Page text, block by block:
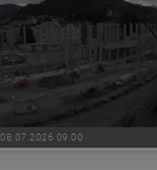
08.07.2026 09:00